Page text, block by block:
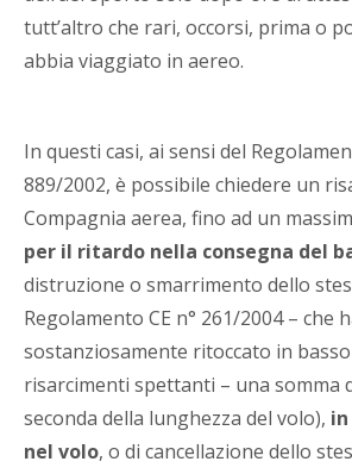
tutt’altro che rari, occorsi, prima o
abbia viaggiato in aereo.
In questi casi, ai sensi del
889/2002, è possibile chiedere un
Compagnia aerea, fino ad un
per il ritardo nella consegna del
distruzione o smarrimento dello
Regolamento CE n° 261/2004 – che
sostanziosamente ritoccato in basso
risarcimenti spettanti – una somma
seconda della lunghezza del volo),
nel volo, o di cancellazione dello